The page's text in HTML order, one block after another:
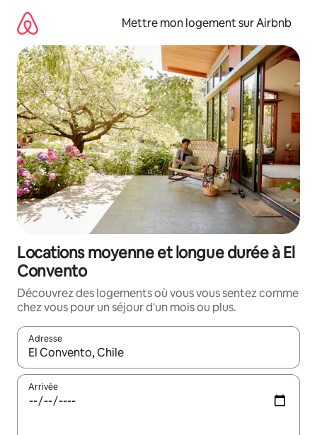
directement
contenu
Mettre mon logement sur Airbnb
Locations moyenne et longue durée à El
Convento
Découvrez des logements où vous vous sentez comme
chez vous pour un séjour d'un mois ou plus.
Adresse
Lorsque les résultats s'affichent, utilisez les flèches vers le
Arrivée